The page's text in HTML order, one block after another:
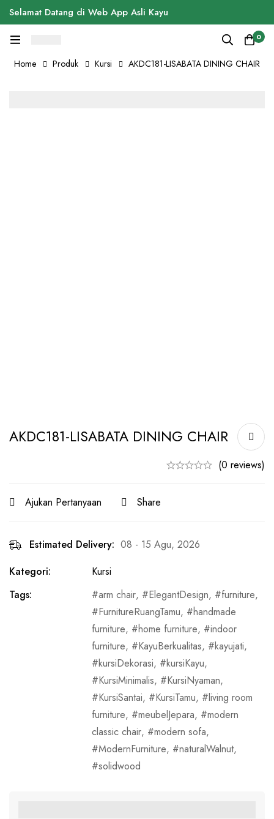
Selamat Datang di Web App Asli Kayu
0
Home Produk Kursi AKDC181-LISABATA DINING CHAIR
AKDC181-LISABATA DINING CHAIR
(0 reviews)
Ajukan Pertanyaan Share
Estimated Delivery: 08 - 15 Agu, 2026
Kategori:
Kursi
Tags:
arm chair, ElegantDesign, furniture,
FurnitureRuangTamu,
handmade
furniture, home furniture,
indoor
furniture, KayuBerkualitas, kayujati,
kursiDekorasi, kursiKayu,
KursiMinimalis, KursiNyaman,
KursiSantai, KursiTamu,
living room
furniture, meubelJepara,
modern
classic chair, modern sofa,
ModernFurniture, naturalWalnut,
solidwood